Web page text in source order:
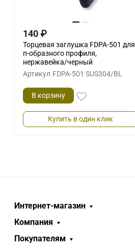
140 ₽
Торцевая заглушка FDPA-501 для
п-образного профиля,
нержавейка/черный
Артикул FDPA-501 SUS304/BL
В корзину
Купить в один клик
Интернет-магазин
Компания
Покупателям